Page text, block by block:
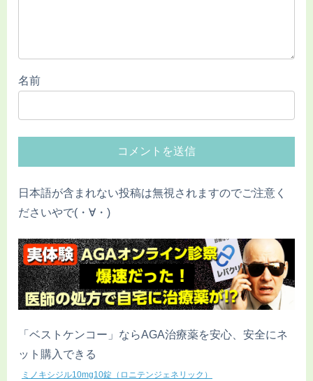
名前
日本語が含まれない投稿は無視されますのでご注意く
ださいやで(・∀・)
「ベストケンコー」ならAGA治療薬を安心、安全にネ
ット購入できる
ミノキシジル10mg10錠（ロニテンジェネリック）